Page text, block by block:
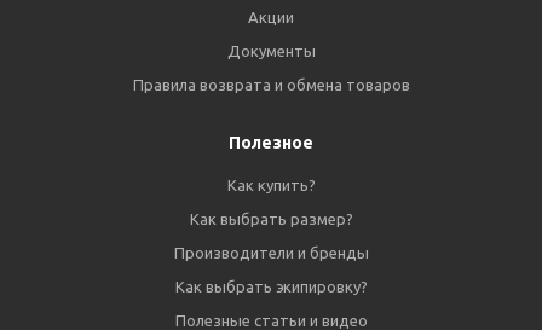
Акции
Документы
Правила возврата и обмена товаров
Полезное
Как купить?
Как выбрать размер?
Производители и бренды
Как выбрать экипировку?
Полезные статьи и видео